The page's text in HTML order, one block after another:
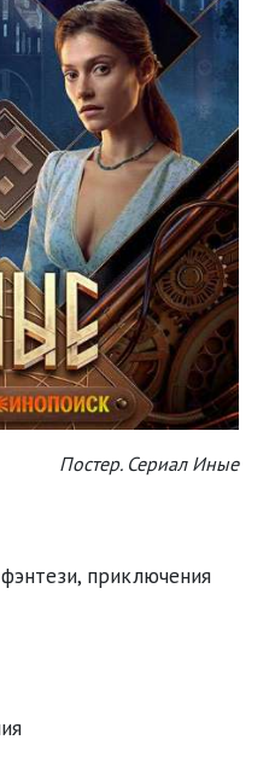
Постер. Сериал Иные
приключения